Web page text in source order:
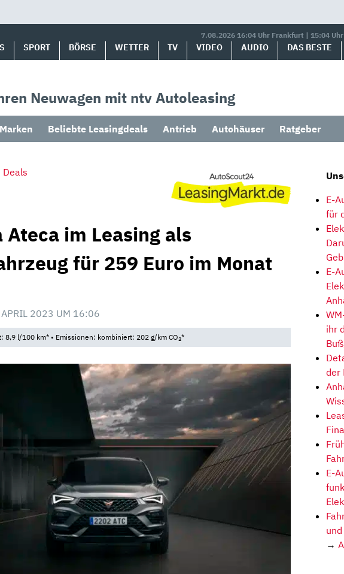
7.08.2026 16:04 Uhr Frankfurt | 15:04
SPORT BÖRSE WETTER TV VIDEO AUDIO DAS BESTE
Neuwagen mit ntv Autoleasing
Marken Beliebte Leasingdeals Antrieb Autohäuser Ratgeber
Deals
Ateca im Leasing als
für 259 Euro im Monat
APRIL 2023 UM 16:06
8,9 l/100 km* • Emissionen: kombiniert: 202 g/km CO2*
E-
für
E-
ihr
der
E-
→